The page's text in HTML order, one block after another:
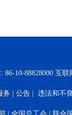
10-88828000 互
务 公告| 违法和不良